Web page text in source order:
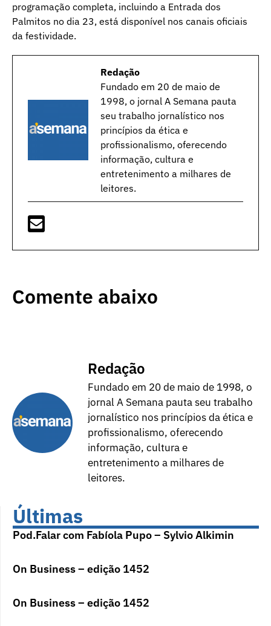
programação completa, incluindo a Entrada dos
Palmitos no dia 23, está disponível nos canais oficiais
da festividade.
Redação
Fundado em 20 de maio de
1998, o jornal A Semana pauta
seu trabalho jornalístico nos
princípios da ética e
profissionalismo, oferecendo
informação, cultura e
entretenimento a milhares de
leitores.
Comente abaixo
Redação
Fundado em 20 de maio de 1998, o
jornal A Semana pauta seu trabalho
jornalístico nos princípios da ética e
profissionalismo, oferecendo
informação, cultura e
entretenimento a milhares de
leitores.
Últimas
Pod.Falar com Fabíola Pupo – Sylvio Alkimin
On Business – edição 1452
On Business – edição 1452